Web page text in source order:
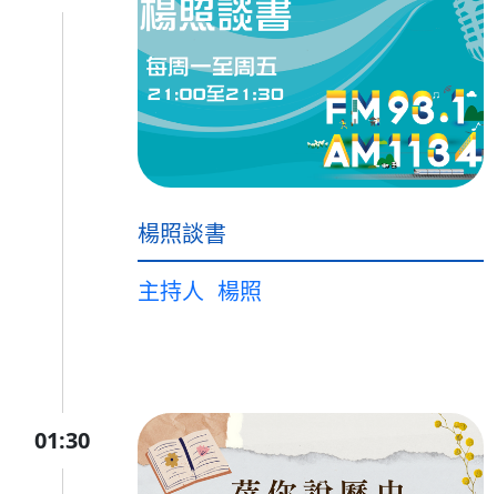
楊照談書
主持人 楊照
01:30